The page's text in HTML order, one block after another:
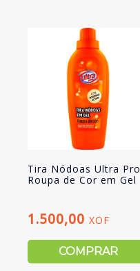
Tira Nódoas Ultra Pro
Roupa de Cor em Gel
1.500,00 XOF
COMPRAR